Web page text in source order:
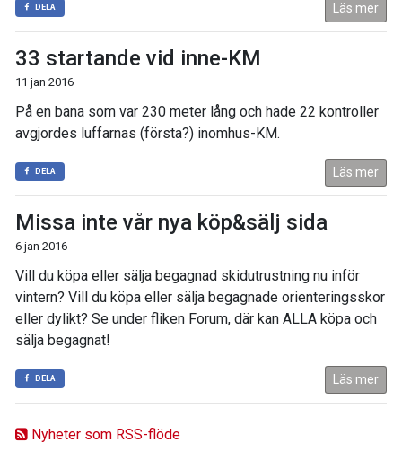
Nyheter som RSS-flöde
DELA Läs mer
33 startande vid inne-KM
11 jan 2016
På en bana som var 230 meter lång och hade 22 kontroller
avgjordes luffarnas (första?) inomhus-KM.
DELA Läs mer
Missa inte vår nya köp&sälj sida
6 jan 2016
Vill du köpa eller sälja begagnad skidutrustning nu inför
vintern? Vill du köpa eller sälja begagnade orienteringsskor
eller dylikt? Se under fliken Forum, där kan ALLA köpa och
sälja begagnat!
DELA Läs mer